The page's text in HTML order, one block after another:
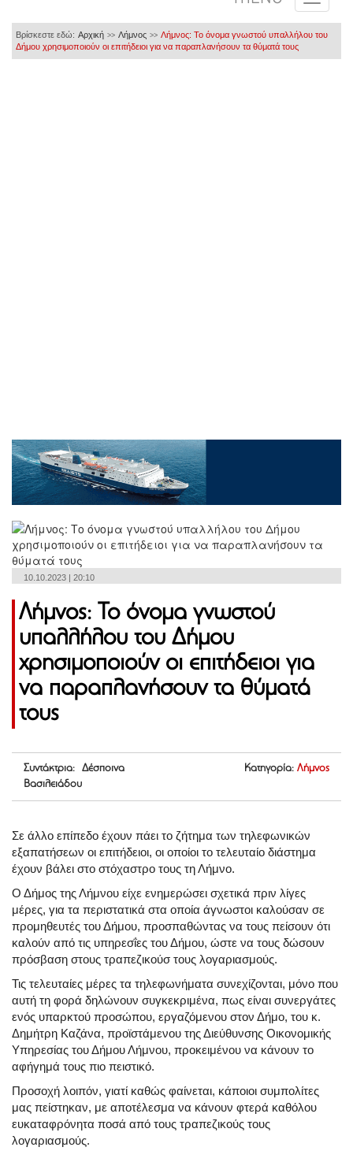
Βρίσκεστε εδώ: Αρχική >> Λήμνος >> Λήμνος: Το όνομα γνωστού υπαλλήλου του
Δήμου χρησιμοποιούν οι επιτήδειοι για να παραπλανήσουν τα θύματά τους
10.10.2023 | 20:10
Λήμνος: Το όνομα γνωστού
υπαλλήλου του Δήμου
χρησιμοποιούν οι επιτήδειοι για
να παραπλανήσουν τα θύματά
τους
Συντάκτρια: Δέσποινα
Βασιλειάδου
Κατηγορία: Λήμνος
Σε άλλο επίπεδο έχουν πάει το ζήτημα των τηλεφωνικών
εξαπατήσεων οι επιτήδειοι, οι οποίοι το τελευταίο διάστημα
έχουν βάλει στο στόχαστρο τους τη Λήμνο.
Ο Δήμος της Λήμνου είχε ενημερώσει σχετικά πριν λίγες
μέρες, για τα περιστατικά στα οποία άγνωστοι καλούσαν σε
προμηθευτές του Δήμου, προσπαθώντας να τους πείσουν ότι
καλούν από τις υπηρεσΐες του Δήμου, ώστε να τους δώσουν
πρόσβαση στους τραπεζικούσ τους λογαριασμούς.
Τις τελευταίες μέρες τα τηλεφωνήματα συνεχίζονται, μόνο που
αυτή τη φορά δηλώνουν συγκεκριμένα, πως είναι συνεργάτες
ενός υπαρκτού προσώπου, εργαζόμενου στον Δήμο, του κ.
Δημήτρη Καζάνα, προϊστάμενου της Διεύθυνσης Οικονομικής
Υπηρεσίας του Δήμου Λήμνου, προκειμένου να κάνουν το
αφήγημά τους πιο πειστικό.
Προσοχή λοιπόν, γιατί καθώς φαίνεται, κάποιοι συμπολίτες
μας πείστηκαν, με αποτέλεσμα να κάνουν φτερά καθόλου
ευκαταφρόνητα ποσά από τους τραπεζικούς τους
λογαριασμούς.